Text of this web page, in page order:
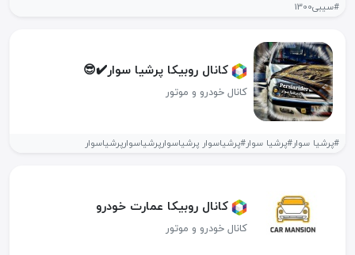
#سیبی1300
کانال روبیکا پرشیا سوار✔️😎
کانال خودرو و موتور
#پرشیا سوار#پرشیا سوار#پرشیاسوار پرشیاسوارپرشیاسوارپرشیاسوار
کانال روبیکا عمارت خودرو
کانال خودرو و موتور